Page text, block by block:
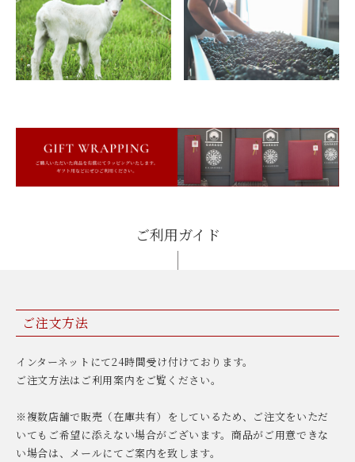
ご利用ガイド
ご注文方法
インターネットにて24時間受け付けております。
ご注文方法はご利用案内をご覧ください。
※複数店舗で販売（在庫共有）をしているため、ご注文をいただ
いてもご希望に添えない場合がございます。商品がご用意できな
い場合は、メールにてご案内を致します。